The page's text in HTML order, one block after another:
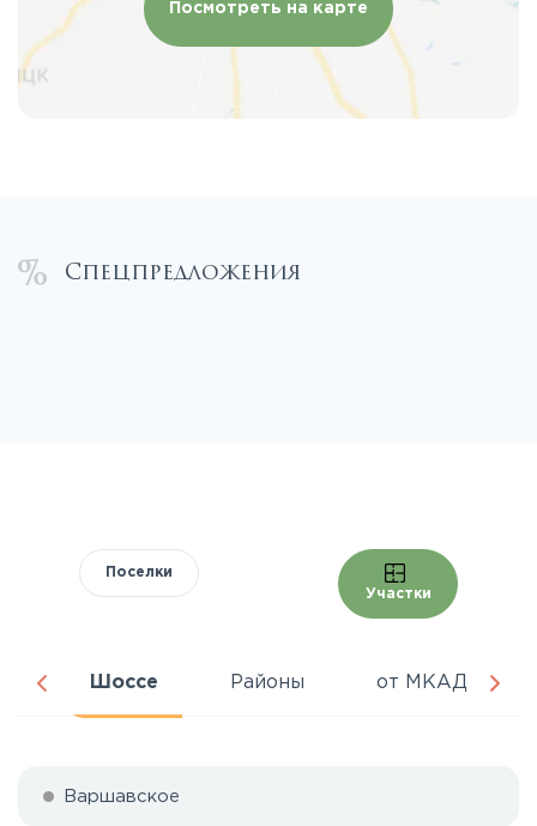
Посмотреть на карте
Спецпредложения
Поселки
Участки
Шоссе Районы от МКАД
Варшавское